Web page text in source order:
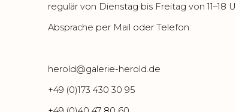
regulär von Dienstag bis Freitag von 11–18
Absprache per Mail oder Telefon:
herold@galerie-herold.de
+49 (0)173 430 30 95